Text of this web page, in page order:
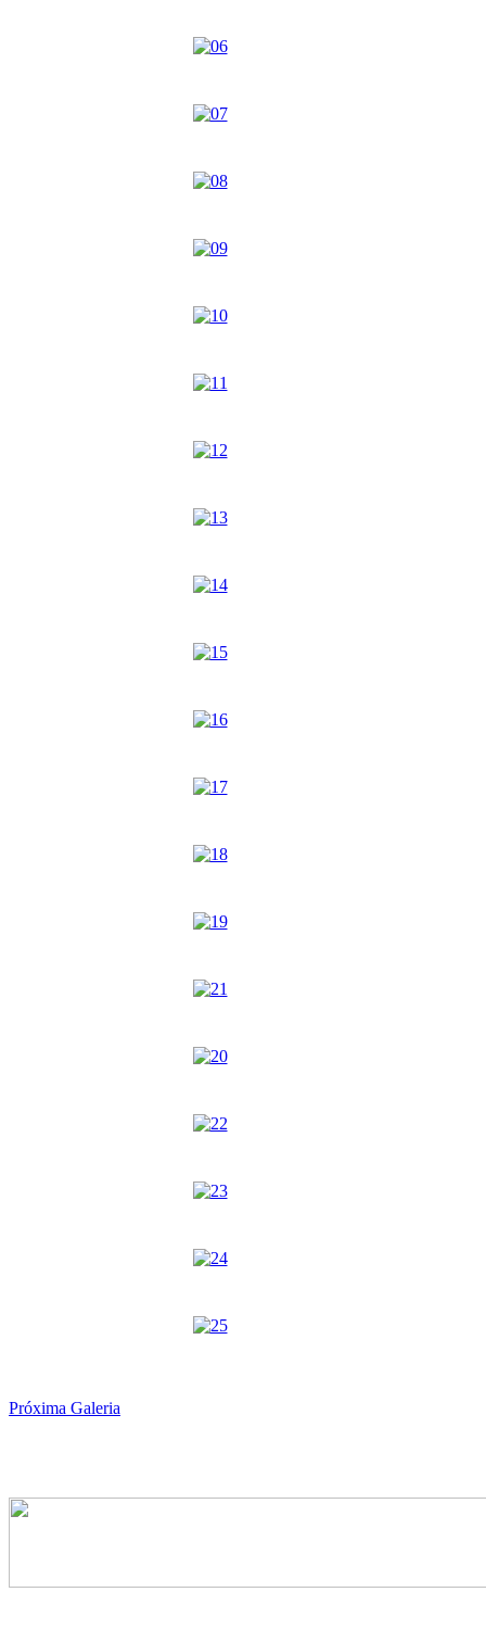
Próxima Galeria